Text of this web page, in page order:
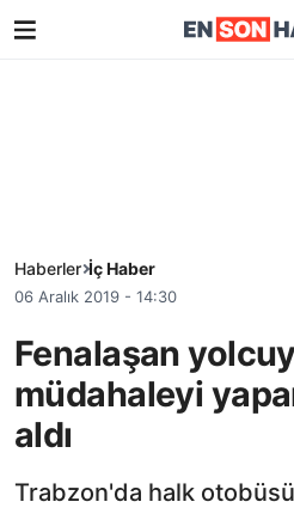
Haberler İç Haber
06 Aralık 2019 - 14:30
Fenalaşan
müdahaleyi
aldı
Trabzon'da halk